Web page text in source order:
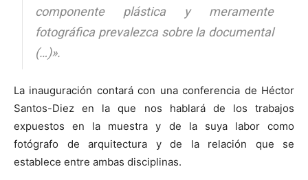
componente plástica y meramente
fotográfica prevalezca sobre la documental
(…)».
La inauguración contará con una conferencia de Héctor
Santos-Diez en la que nos hablará de los trabajos
expuestos en la muestra y de la suya labor como
fotógrafo de arquitectura y de la relación que se
establece entre ambas disciplinas.